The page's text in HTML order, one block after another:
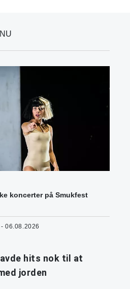
koncerter på Smukfest
06.08.2026
hits nok til at
jorden